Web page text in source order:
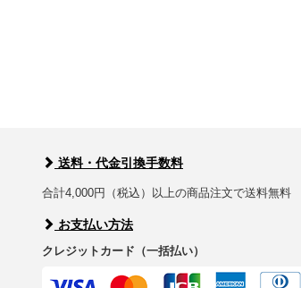
送料・代金引換手数料
合計4,000円（税込）以上の商品注文で送料無料
お支払い方法
クレジットカード（一括払い）